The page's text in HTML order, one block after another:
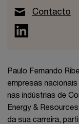
Contacto
Paulo Fernando
empresas
nas indústrias de
Energy &
da sua carreira,